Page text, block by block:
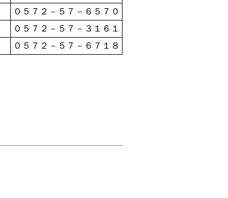
０５７２－５７－６５７０
０５７２－５７－３１６１
０５７２－５７－６７１８